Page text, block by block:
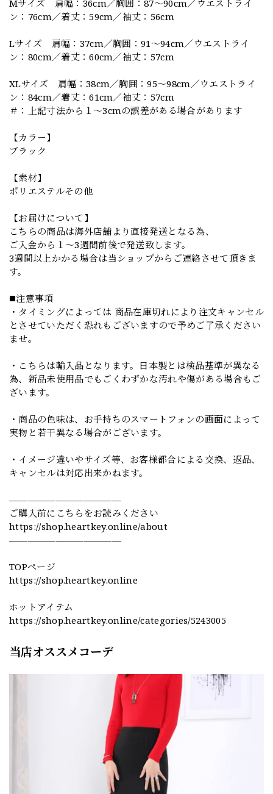
Mサイズ 肩幅：36cm／胸囲：87～90cm／ウエストライ
ン：76cm／着丈：59cm／袖丈：56cm
Lサイズ 肩幅：37cm／胸囲：91～94cm／ウエストライ
ン：80cm／着丈：60cm／袖丈：57cm
XLサイズ 肩幅：38cm／胸囲：95～98cm／ウエストライ
ン：84cm／着丈：61cm／袖丈：57cm
＃：上記寸法から１～3cmの誤差がある場合があります
【カラー】
ブラック
【素材】
ポリエステルその他
【お届けについて】
こちらの商品は海外店舗より直接発送となる為、
ご入金から１～3週間前後で発送致します。
3週間以上かかる場合は当ショップからご連絡させて頂きま
す。
◼️注意事項
・タイミングによっては 商品在庫切れにより注文キャンセル
とさせていただく恐れもございますので予めご了承ください
ませ。
・こちらは輸入品となります。日本製とは検品基準が異なる
為、新品未使用品でもごくわずかな汚れや傷がある場合もご
ざいます。
・商品の色味は、お手持ちのスマートフォンの画面によって
実物と若干異なる場合がございます。
・イメージ違いやサイズ等、お客様都合による交換、返品、
キャンセルは対応出来かねます。
————————————
ご購入前にこちらをお読みください
https://shop.heartkey.online/about
————————————
TOPページ
https://shop.heartkey.online
ホットアイテム
https://shop.heartkey.online/categories/5243005
当店オススメコーデ